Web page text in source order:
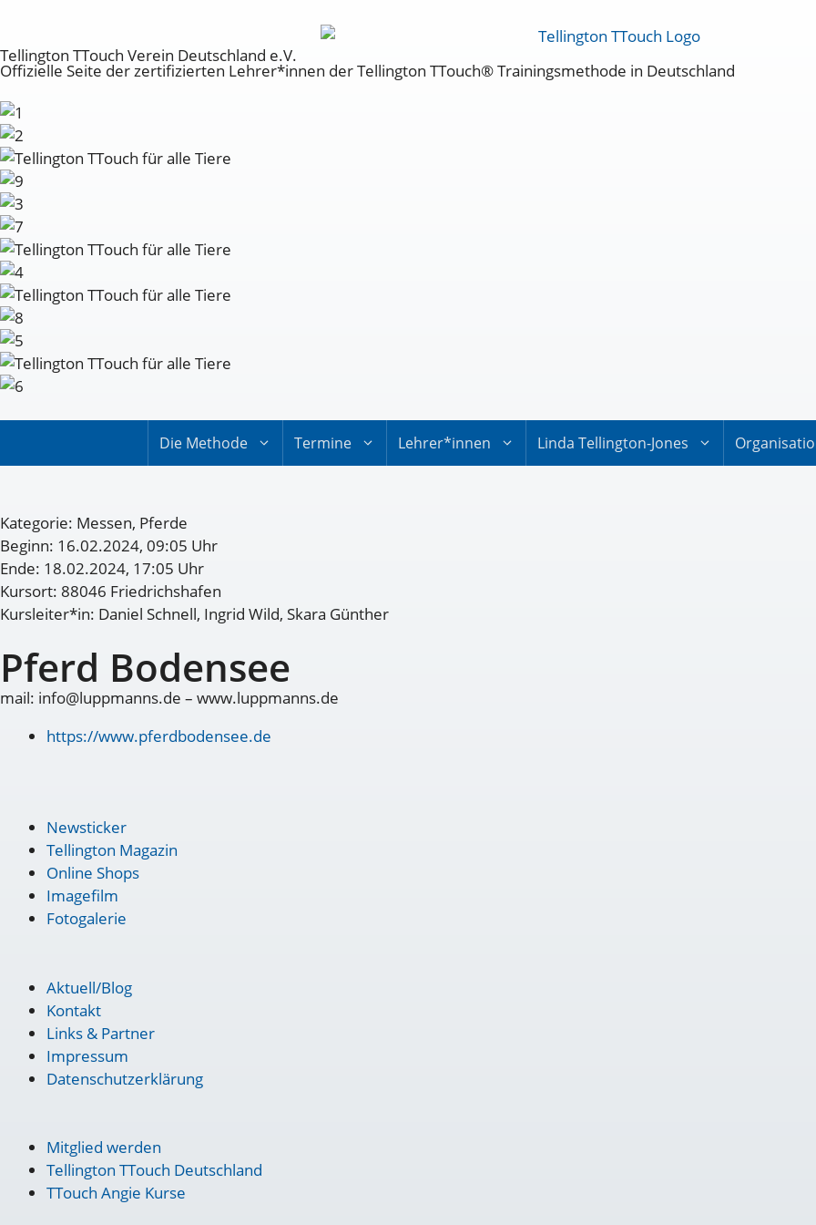
Tellington TTouch Verein Deutschland e.V.
Offizielle Seite der zertifizierten Lehrer*innen der Tellington TTouch® Trainingsmethode in Deutschland
Die Methode Termine Lehrer*innen Linda Tellington-Jones
Kategorie: Messen, Pferde
Beginn: 16.02.2024, 09:05 Uhr
Ende: 18.02.2024, 17:05 Uhr
Kursort: 88046 Friedrichshafen
Kursleiter*in: Daniel Schnell, Ingrid Wild, Skara Günther
Pferd Bodensee
mail: info@luppmanns.de – www.luppmanns.de
https://www.pferdbodensee.de
Newsticker
Tellington Magazin
Online Shops
Imagefilm
Fotogalerie
Aktuell/Blog
Kontakt
Links & Partner
Impressum
Datenschutzerklärung
Mitglied werden
Tellington TTouch Deutschland
TTouch Angie Kurse